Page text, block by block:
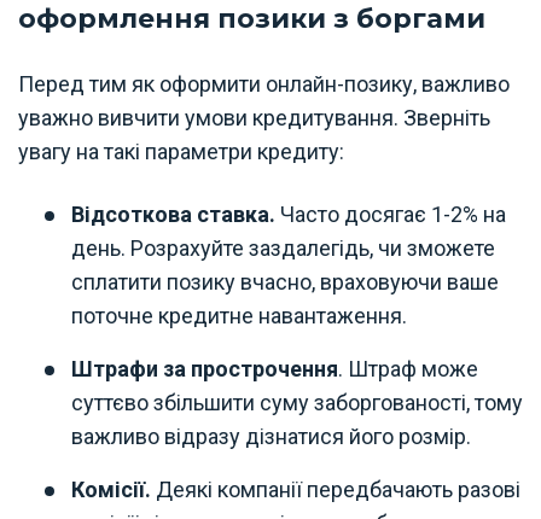
оформлення позики з боргами
Перед тим як оформити онлайн-позику, важливо
уважно вивчити умови кредитування. Зверніть
увагу на такі параметри кредиту:
Відсоткова ставка. Часто досягає 1-2% на
день. Розрахуйте заздалегідь, чи зможете
сплатити позику вчасно, враховуючи ваше
поточне кредитне навантаження.
Штрафи за прострочення. Штраф може
суттєво збільшити суму заборгованості, тому
важливо відразу дізнатися його розмір.
Комісії. Деякі компанії передбачають разові